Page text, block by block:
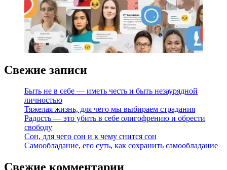
Свежие записи
Быть не в себе — иметь честь и быть незаурядной
личностью
Тяжелая жизнь, для чего мы выбираем страдания
Радость — это убить в себе олигофрению и обрести
свободу
Сон, для чего сон и к чему снится сон
Самообладание, его суть, как сохранить самообладание
Свежие комментарии